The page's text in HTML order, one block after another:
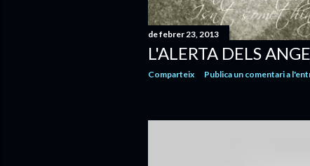
de febrer 23, 2013
L'ALERTA DELS
Comparteix Publica un comentari a